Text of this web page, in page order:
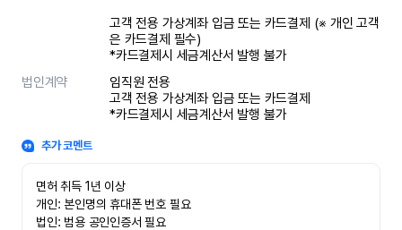
고객 전용 가상계좌 입금 또는 카드결제 (※ 개인 고객
은 카드결제 필수)
*카드결제시 세금계산서 발행 불가
법인계약
임직원 전용
고객 전용 가상계좌 입금 또는 카드결제
*카드결제시 세금계산서 발행 불가
추가 코멘트
면허 취득 1년 이상
개인: 본인명의 휴대폰 번호 필요
법인: 범용 공인인증서 필요